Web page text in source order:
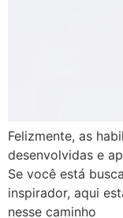
Felizmente, as
desenvolvidas e
Se você está
inspirador, aqui
nesse caminho